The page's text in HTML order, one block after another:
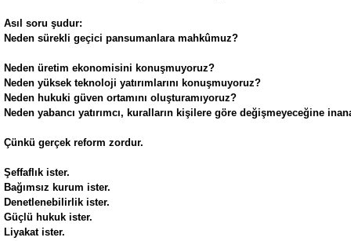
Asıl soru şudur:
Neden sürekli geçici pansumanlara mahkûmuz?
Neden üretim ekonomisini konuşmuyoruz?
Neden yüksek teknoloji yatırımlarını konuşmuyoruz?
Neden hukuki güven ortamını oluşturamıyoruz?
Neden yabancı yatırımcı, kuralların kişilere göre değişmeyeceğine
Çünkü gerçek reform zordur.
Şeffaflık ister.
Bağımsız kurum ister.
Denetlenebilirlik ister.
Güçlü hukuk ister.
Liyakat ister.